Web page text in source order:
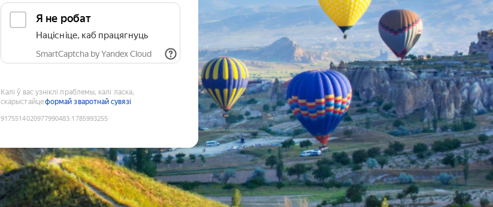
Я не робат
Націсніце, каб працягнуць
SmartCaptcha by Yandex Cloud
Калі ў вас узніклі праблемы, калі ласка,
скарыстайцеформай зваротнай сувязі
9175514020977990483:1785993255